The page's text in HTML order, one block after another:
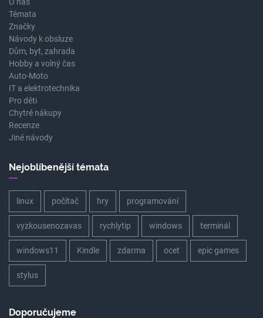
O nás
Témata
Značky
Návody k obsluze
Dům, byt, zahrada
Hobby a volný čas
Auto-Moto
IT a elektrotechnika
Pro děti
Chytré nákupy
Recenze
Jiné návody
Nejoblíbenější témata
linux počítač hry programování
vyzkousenozavas rychlytip windows terminál
windows11 Kindle zdarma ocet epic games
stylus
Doporučujeme